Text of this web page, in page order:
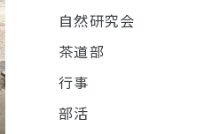
自然研究会
茶道部
行事
部活